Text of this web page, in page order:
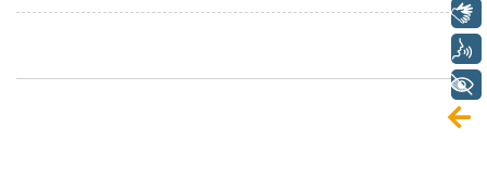
Libras
+ Acessibilidade